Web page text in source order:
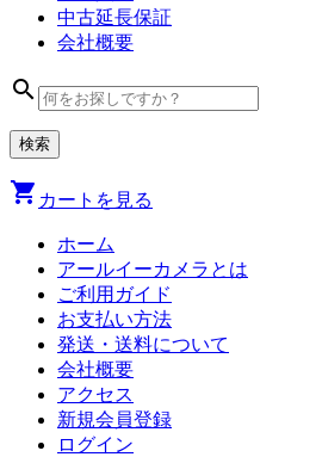
中古延長保証
会社概要
search
shopping_cart カートを見る
ホーム
アールイーカメラとは
ご利用ガイド
お支払い方法
発送・送料について
会社概要
アクセス
新規会員登録
ログイン